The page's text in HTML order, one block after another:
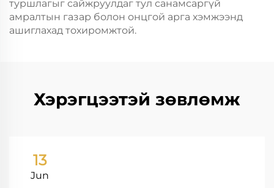
туршлагыг сайжруулдаг тул санамсаргүй
амралтын газар болон онцгой арга хэмжээнд
ашиглахад тохиромжтой.
Хэрэгцээтэй зөвлөмж
13
Jun